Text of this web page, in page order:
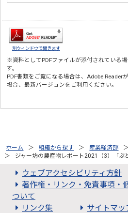
別ウィンドウで開きます
※資料としてPDFファイルが添付されている
す。
PDF書類をご覧になる場合は、Adobe Reader
場合、最新バージョンをご利用ください。
ホーム 組織から探す 産業経済部
ジャー坊の農産物レポート2021（3）「ぶ
ウェブアクセシビリティ方針
著作権・リンク・免責事項・
ついて
リンク集
サイトマッ